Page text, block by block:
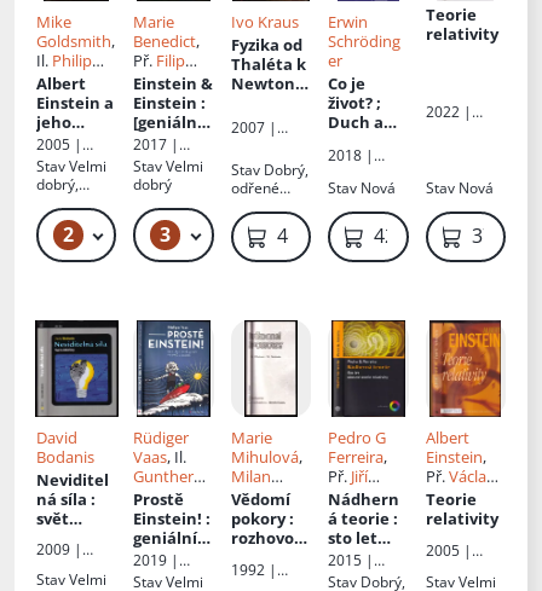
Mike
Goldsmith,
Il. Philip
Reeve, Př.
Robert
Novotný
Albert
Einstein a
jeho
nafukova
cí vesmír
2005 |
Egmont
StavVelmi
dobrý,
oděrky
2 119 Kč – 139 Kč
Marie
Benedict,
Př. Filip
Klausner
Einstein &
Einstein:
[geniální
žena ve
stínu
Alberta
Einsteina]
2017 |
Metafora
StavVelmi
dobrý
3 99 Kč – 119 Kč
Ivo Kraus
Fyzika od
Thaléta k
Newtono
kapitoly z
fyziky
2007 |
Stav Dobrý,
odřené
desek
469 Kč
Erwin
Schröding
er
Co je
život? ;
Duch a
mému
životu
2018 |
Stav Nová
429 Kč
Teorie
relativity
2022 |
Stav Nová
379 Kč
David
Bodanis
Neviditel
ná síla :
svět
2009 |
StavVelmi
Rüdiger
Vaas, Il.
Gunther
Schulz, Př.
Michal
Šmíd
Prostě
Einstein!:
geniální
myšlenky
vtipně a
2019 |
Grada
StavVelmi
Marie
Mihulová,
Milan
Svoboda
Vědomí
pokory:
rozhovor
Albertem
1992 |
Pedro G
Ferreira,
Př. Jiří
Langer
Nádhern
á teorie:
sto let
obecné
teorie
2015 |
Vyšehrad
Stav Dobrý,
Albert
Einstein,
Př.Václav
Štíbr
Teorie
relativity
2005 |
StavVelmi